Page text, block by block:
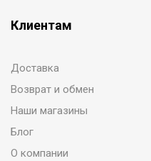
Клиентам
Доставка
Возврат и обмен
Наши магазины
Блог
О компании